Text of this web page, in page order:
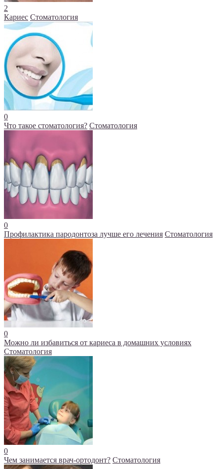
2
Кариес Стоматология
0
Что такое стоматология? Стоматология
0
Профилактика пародонтоза лучше его лечения Стоматология
0
Можно ли избавиться от кариеса в домашних условиях
Стоматология
0
Чем занимается врач-ортодонт? Стоматология